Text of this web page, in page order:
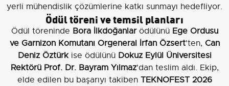
yerli mühendislik çözümlerine katkı sunmayı hedefliyor.
Ödül töreni ve temsil planları
Ödül töreninde Bora İlkdoğanlarödülünü Ege Ordusu
ve Garnizon Komutanı Orgeneral İrfan Özsert'ten, Can
Deniz Öztürkise ödülünü Dokuz Eylül Üniversitesi
Rektörü Prof. Dr. Bayram Yılmaz'dan teslim aldı. Ekip,
elde edilen bu başarıyı takiben TEKNOFEST 2026